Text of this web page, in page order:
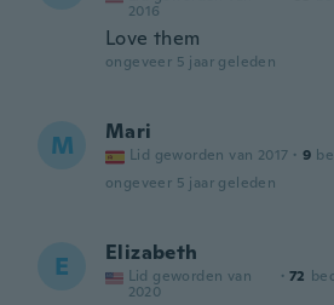
2016
Love them
ongeveer 5 jaar geleden
M Mari
Lid geworden van 2017 · 9
ongeveer 5 jaar geleden
E Elizabeth
Lid geworden van
2020
· 72